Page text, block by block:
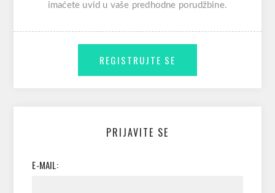
imaćete uvid u vaše predhodne porudžbine.
PRIJAVITE SE
E-MAIL: